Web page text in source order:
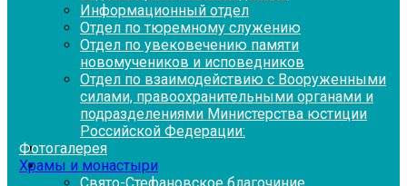
Информационный отдел
Отдел по тюремному служению
Отдел по увековечению памяти
новомучеников и исповедников
Отдел по взаимодействию с Вооруженными
силами, правоохранительными органами и
подразделениями Министерства юстиции
Российской Федерации:
Фотогалерея
Храмы и монастыри